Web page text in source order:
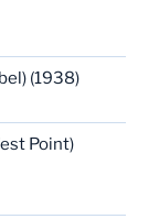
(1938)
Point)